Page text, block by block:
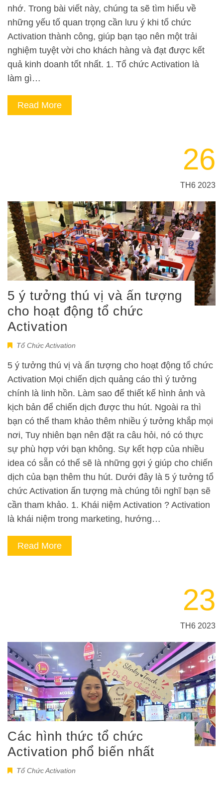
nhớ. Trong bài viết này, chúng ta sẽ tìm hiểu về
những yếu tố quan trọng cần lưu ý khi tổ chức
Activation thành công, giúp bạn tạo nên một trải
nghiệm tuyệt vời cho khách hàng và đạt được kết
quả kinh doanh tốt nhất. 1. Tổ chức Activation là
làm gì…
Read More
26
TH6 2023
5 ý tưởng thú vị và ấn tượng
cho hoạt động tổ chức
Activation
Tổ Chức Activation
5 ý tưởng thú vị và ấn tượng cho hoạt động tổ chức
Activation Mọi chiến dịch quảng cáo thì ý tưởng
chính là linh hồn. Làm sao để thiết kế hình ảnh và
kịch bản để chiến dịch được thu hút. Ngoài ra thì
bạn có thể tham khảo thêm nhiều ý tưởng khắp mọi
nơi, Tuy nhiên bạn nên đặt ra câu hỏi, nó có thực
sự phù hợp với bạn không. Sự kết hợp của nhiều
idea có sẵn có thể sẽ là những gợi ý giúp cho chiến
dịch của bạn thêm thu hút. Dưới đây là 5 ý tưởng tổ
chức Activation ấn tượng mà chúng tôi nghĩ bạn sẽ
cần tham khảo. 1. Khái niệm Activation ? Activation
là khái niệm trong marketing, hướng…
Read More
23
TH6 2023
Các hình thức tổ chức
Activation phổ biến nhất
Tổ Chức Activation